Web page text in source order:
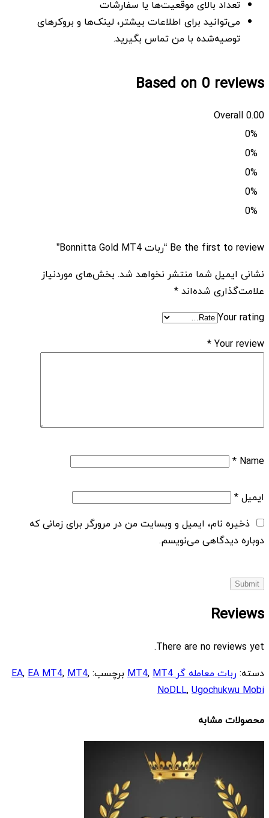
تعداد بالای موقعیت‌ها یا سفارشات
می‌توانید برای اطلاعات بیشتر، لینک‌ها و بروکرهای
توصیه‌شده با من تماس بگیرید.
Based on 0 reviews
0.00
Overall
0%
0%
0%
0%
0%
Be the first to review “ربات Bonnitta Gold MT4”
نشانی ایمیل شما منتشر نخواهد شد. بخش‌های موردنیاز
علامت‌گذاری شده‌اند*
Your rating
Your review
*
Name
*
ایمیل*
ذخیره نام، ایمیل و وبسایت من در مرورگر برای زمانی که
دوباره دیدگاهی می‌نویسم.
Reviews
There are no reviews yet.
دسته:ربات معامله گر MT4 ,MT4 برچسب: EA,EA MT4,MT4,
NoDLL,Ugochukwu Mobi
محصولات مشابه